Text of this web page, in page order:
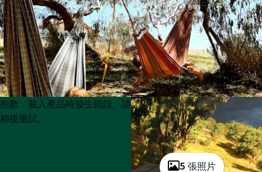
5 張照片
Product
List
Product
List
抱歉，載入產品時發生錯誤。請
稍後重試。